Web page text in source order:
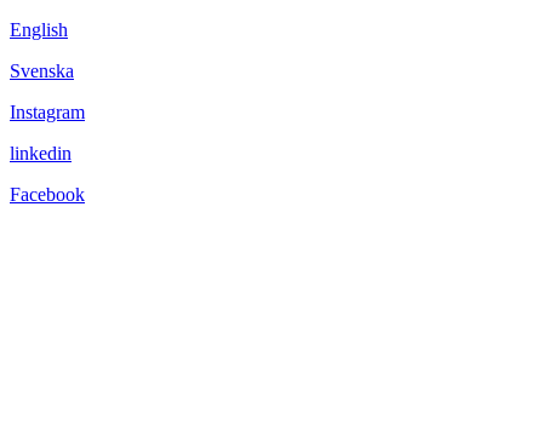
English
Svenska
Instagram
linkedin
Facebook